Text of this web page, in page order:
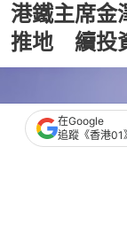
港鐵主席金
推地 續投
在Google
追蹤《香港01